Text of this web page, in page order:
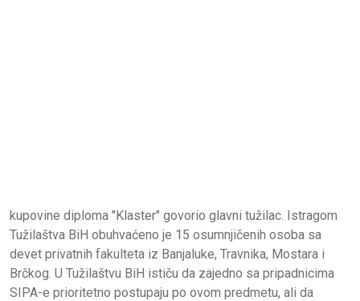
kupovine diploma "Klaster" govorio glavni tužilac. Istragom
Tužilaštva BiH obuhvaćeno je 15 osumnjičenih osoba sa
devet privatnih fakulteta iz Banjaluke, Travnika, Mostara i
Brčkog. U Tužilaštvu BiH ističu da zajedno sa pripadnicima
SIPA-e prioritetno postupaju po ovom predmetu, ali da